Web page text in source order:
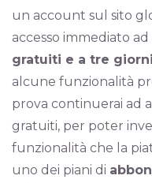
un account sul sito
accesso immediato
gratuiti e a tre giorni
alcune funzionalità
prova continuerai ad
gratuiti, per poter
funzionalità che la
uno dei piani di